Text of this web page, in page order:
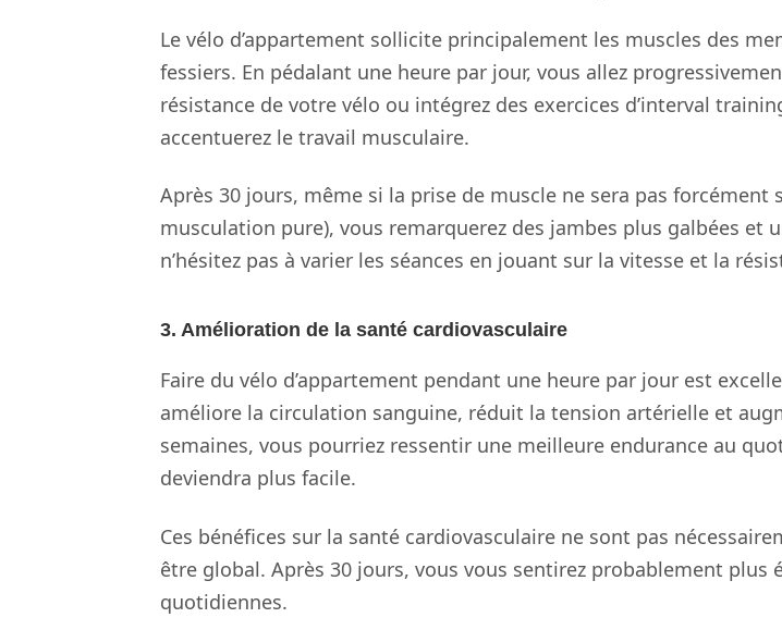
Le vélo d’appartement sollicite principalement les muscles des
fessiers. En pédalant une heure par jour, vous allez
résistance de votre vélo ou intégrez des exercices d’interval
accentuerez le travail musculaire.
Après 30 jours, même si la prise de muscle ne sera pas forcément
musculation pure), vous remarquerez des jambes plus galbées
n’hésitez pas à varier les séances en jouant sur la vitesse et la
3. Amélioration de la santé cardiovasculaire
Faire du vélo d’appartement pendant une heure par jour est
améliore la circulation sanguine, réduit la tension artérielle et
semaines, vous pourriez ressentir une meilleure endurance au
deviendra plus facile.
Ces bénéfices sur la santé cardiovasculaire ne sont pas
être global. Après 30 jours, vous vous sentirez probablement
quotidiennes.